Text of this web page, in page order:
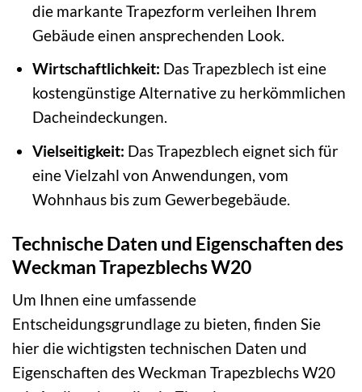
die markante Trapezform verleihen Ihrem
Gebäude einen ansprechenden Look.
Wirtschaftlichkeit: Das Trapezblech ist eine
kostengünstige Alternative zu herkömmlichen
Dacheindeckungen.
Vielseitigkeit: Das Trapezblech eignet sich für
eine Vielzahl von Anwendungen, vom
Wohnhaus bis zum Gewerbegebäude.
Technische Daten und Eigenschaften des
Weckman Trapezblechs W20
Um Ihnen eine umfassende
Entscheidungsgrundlage zu bieten, finden Sie
hier die wichtigsten technischen Daten und
Eigenschaften des Weckman Trapezblechs W20